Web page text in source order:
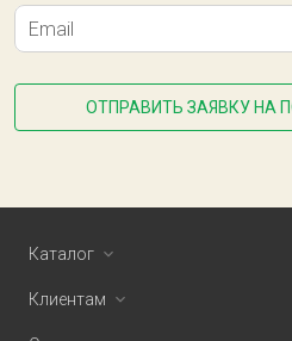
Email
ОТПРАВИТЬ ЗАЯВКУ НА
Каталог
Клиентам